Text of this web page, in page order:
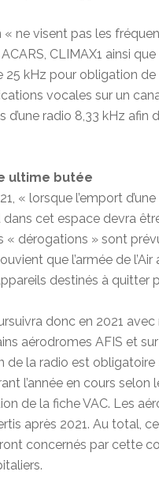
ne visent pas les
ACARS, CLIMAX1 ainsi
kHz pour obligation de
vocales sur un
radio 8,33 kHz afin
ultime butée
« lorsque l’emport
cet espace devra
« dérogations » sont
que l’armée de
destinés à quitter
donc en 2021
aérodromes AFIS et
de la radio est
l’année en cours
de la fiche VAC. Les
après 2021. Au total,
concernés par cette